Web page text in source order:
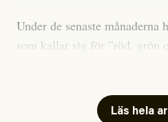
Under de senaste
som kallar sig för ”röd, grön
skriver för? Vad betyder det
Läs hela